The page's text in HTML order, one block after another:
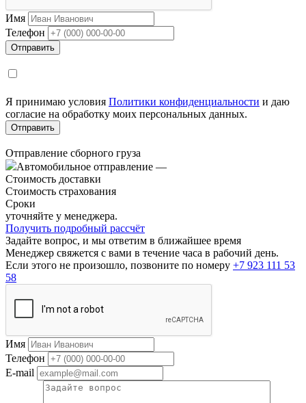
Имя
Телефон
Я принимаю условия Политики конфиденциальности и даю
согласие на обработку моих персональных данных.
Отправление сборного груза
Автомобильное отправление —
Стоимость доставки
Стоимость страхования
Сроки
уточняйте у менеджера.
Получить подробный рассчёт
Задайте вопрос, и мы ответим в ближайшее время
Менеджер свяжется с вами в течение часа в рабочий день.
Если этого не произошло, позвоните по номеру +7 923 111 53
58
Имя
Телефон
E-mail